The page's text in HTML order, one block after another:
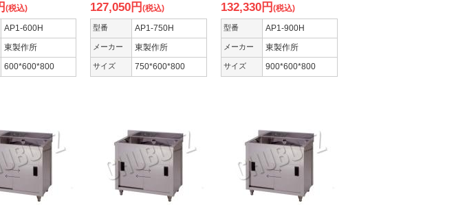
(税込)
AP1-600H
東製作所
600*600*800
127,050円 (税込)
型番 AP1-750H
メーカー 東製作所
サイズ 750*600*800
132,330円 (税込)
型番 AP1-900H
メーカー 東製作所
サイズ 900*600*800